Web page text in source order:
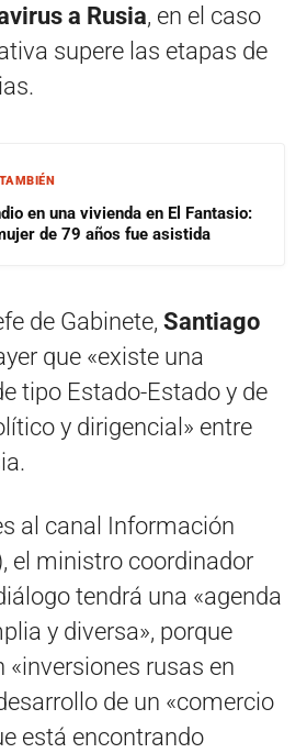
a Rusia, en el caso
supere las etapas de
en una vivienda en El Fantasio:
de 79 años fue asistida
de Gabinete, Santiago
que «existe una
tipo Estado-Estado y de
y dirigencial» entre
al canal Información
el ministro coordinador
tendrá una «agenda
y diversa», porque
rusas en
de un «comercio
está encontrando